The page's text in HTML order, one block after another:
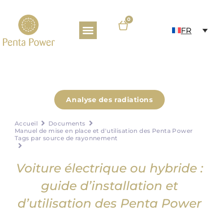
0
FR
Analyse des radiations
Accueil
Documents
Manuel de mise en place et d'utilisation des Penta Power
Tags par source de rayonnement
Voiture électrique ou hybride :
guide d’installation et
d’utilisation des Penta Power